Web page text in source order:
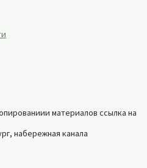
материалов ссылка на
, набережная канала